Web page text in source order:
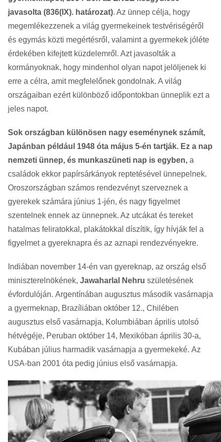
javasolta (836(IX). határozat). Az ünnep célja, hogy
megemlékezzenek a világ gyermekeinek testvériségéről
és egymás közti megértésről, valamint a gyermekek jóléte
érdekében kifejtett küzdelemről. Azt javasolták a
kormányoknak, hogy mindenhol olyan napot jelöljenek ki
erre a célra, amit megfelelőnek gondolnak. A világ
országaiban ezért különböző időpontokban ünneplik ezt a
jeles napot.
Sok országban különösen nagy eseménynek számít,
Japánban például 1948 óta május 5-én tartják. Ez a nap
nemzeti ünnep, és munkaszüneti nap is egyben, a
családok ekkor papírsárkányok reptetésével ünnepelnek.
Oroszországban számos rendezvényt szerveznek a
gyerekek számára június 1-jén, és nagy figyelmet
szentelnek ennek az ünnepnek. Az utcákat és tereket
hatalmas feliratokkal, plakátokkal díszítik, így hívják fel a
figyelmet a gyereknapra és az aznapi rendezvényekre.
Indiában november 14-én van gyereknap, az ország első
miniszterelnökének, Jawaharlal Nehru születésének
évfordulóján. Argentínában augusztus második vasárnapja
a gyermeknap, Brazíliában október 12., Chilében
augusztus első vasárnapja, Kolumbiában április utolsó
hétvégéje, Peruban október 14, Mexikóban április 30-a,
Kubában július harmadik vasárnapja a gyermekeké. Az
USA-ban 2001 óta pedig június első vasárnapja.